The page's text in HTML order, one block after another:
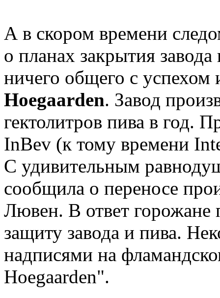
А в скором времени
о планах закрытия
ничего общего с успехом
Hoegaarden. Завод
гектолитров пива в год.
InBev (к тому времени
С удивительным
сообщила о переносе
Лювен. В ответ горожане
защиту завода и пива.
надписями на
Hoegaarden".